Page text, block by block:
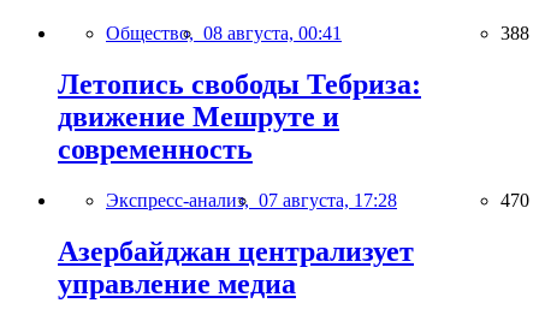
Общество, 08 августа, 00:41 388
Летопись свободы Тебриза:
движение Мешруте и
современность
Экспресс-анализ, 07 августа, 17:28 470
Азербайджан централизует
управление медиа